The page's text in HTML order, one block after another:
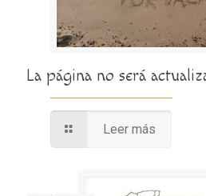
La página no será
Leer más